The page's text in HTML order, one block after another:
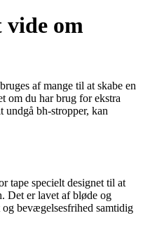
vide om
af mange til at skabe en
om du har brug for ekstra
undgå bh-stropper, kan
tape specielt designet til at
Det er lavet af bløde og
bevægelsesfrihed samtidig